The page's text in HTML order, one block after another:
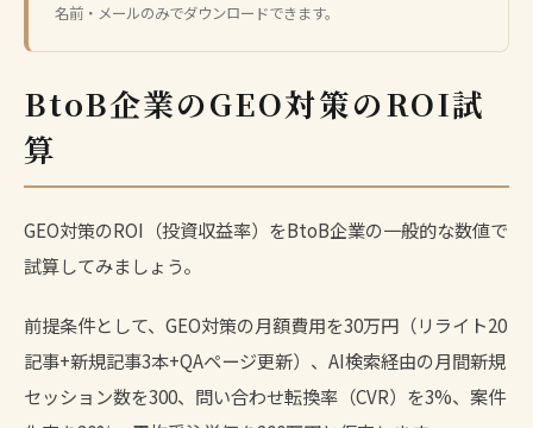
名前・メールのみでダウンロードできます。
BtoB企業のGEO対策のROI試
算
GEO対策のROI（投資収益率）をBtoB企業の一般的な数値で
試算してみましょう。
前提条件として、GEO対策の月額費用を30万円（リライト20
記事+新規記事3本+QAページ更新）、AI検索経由の月間新規
セッション数を300、問い合わせ転換率（CVR）を3%、案件